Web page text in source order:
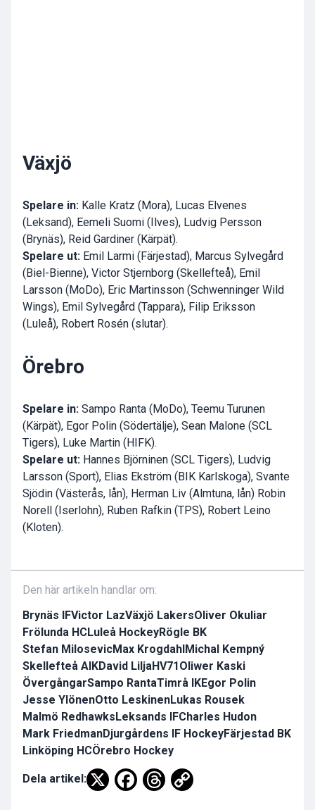
Växjö
Spelare in: Kalle Kratz (Mora), Lucas Elvenes
(Leksand), Eemeli Suomi (Ilves), Ludvig Persson
(Brynäs), Reid Gardiner (Kärpät).
Spelare ut: Emil Larmi (Färjestad), Marcus Sylvegård
(Biel-Bienne), Victor Stjernborg (Skellefteå), Emil
Larsson (MoDo), Eric Martinsson (Schwenninger Wild
Wings), Emil Sylvegård (Tappara), Filip Eriksson
(Luleå), Robert Rosén (slutar).
Örebro
Spelare in: Sampo Ranta (MoDo), Teemu Turunen
(Kärpät), Egor Polin (Södertälje), Sean Malone (SCL
Tigers), Luke Martin (HIFK).
Spelare ut: Hannes Björninen (SCL Tigers), Ludvig
Larsson (Sport), Elias Ekström (BIK Karlskoga), Svante
Sjödin (Västerås, lån), Herman Liv (Almtuna, lån) Robin
Norell (Iserlohn), Ruben Rafkin (TPS), Robert Leino
(Kloten).
Den här artikeln handlar om:
Brynäs IFVictor LazVäxjö LakersOliver Okuliar
Frölunda HCLuleå HockeyRögle BK
Stefan MilosevicMax Krogdahl Michal Kempný
Skellefteå AIKDavid LiljaHV71 Oliwer Kaski
ÖvergångarSampo RantaTimrå IKEgor Polin
Jesse YlönenOtto LeskinenLukas Rousek
Malmö Redhawks Leksands IFCharles Hudon
Mark FriedmanDjurgårdens IF HockeyFärjestad BK
Linköping HCÖrebro Hockey
Dela artikel: